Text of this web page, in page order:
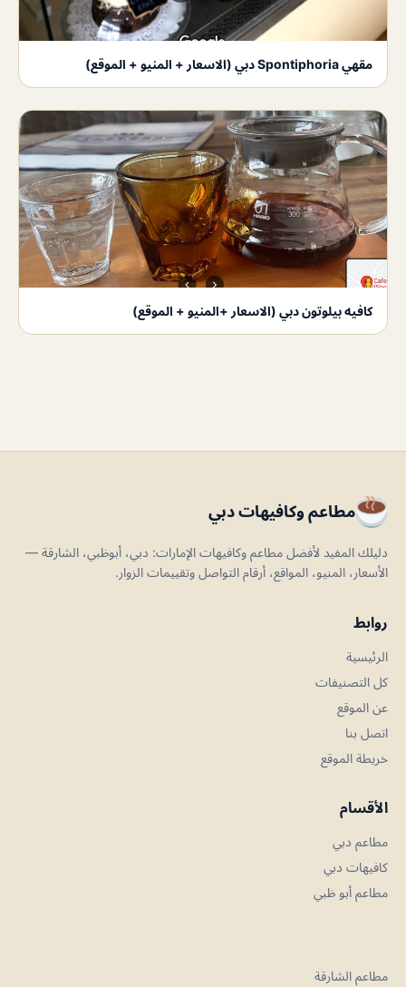
مقهي Spontiphoria دبي (الاسعار + المنيو + الموقع)
كافيه بيلوتون دبي (الاسعار +المنيو + الموقع)
مطاعم وكافيهات دبي
دليلك المفيد لأفضل مطاعم وكافيهات الإمارات: دبي، أبوظبي، الشارقة —
الأسعار، المنيو، المواقع، أرقام التواصل وتقييمات الزوار.
روابط
الرئيسية
كل التصنيفات
عن الموقع
اتصل بنا
خريطة الموقع
الأقسام
مطاعم دبي
كافيهات دبي
مطاعم أبو ظبي
مطاعم الشارقة